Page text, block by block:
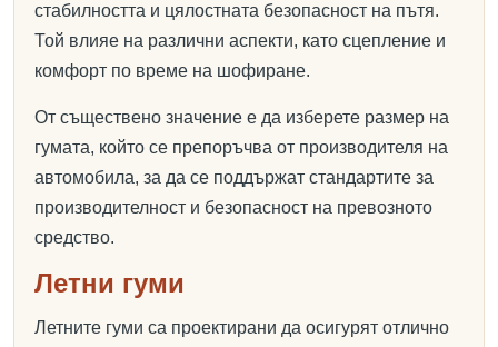
стабилността и цялостната безопасност на пътя.
Той влияе на различни аспекти, като сцепление и
комфорт по време на шофиране.
От съществено значение е да изберете размер на
гумата, който се препоръчва от производителя на
автомобила, за да се поддържат стандартите за
производителност и безопасност на превозното
средство.
Летни гуми
Летните гуми са проектирани да осигурят отлично